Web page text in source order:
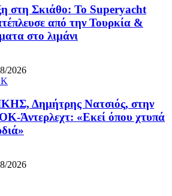
στη Σκιάθο: Το Superyacht
από την Τουρκία &
στο λιμάνι
2026
Δημήτρης Νατσιός, στην
Άντερλεχτ: «Εκεί όπου χτυπά
2026